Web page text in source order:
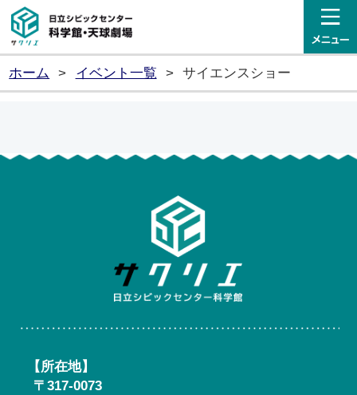
日立シビックセンター科学館
ホーム > イベント一覧 > サイエンスショー
【所在地】
〒317-0073